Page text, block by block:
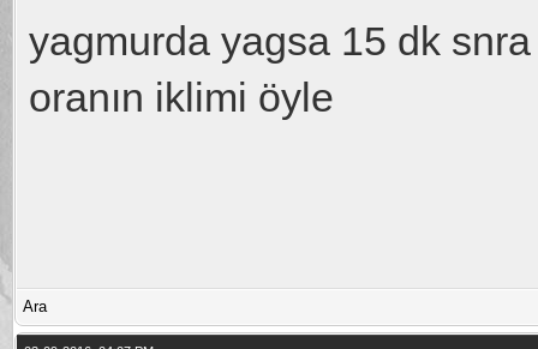
yagmurda yagsa 15 dk
oranın iklimi öyle
Ara